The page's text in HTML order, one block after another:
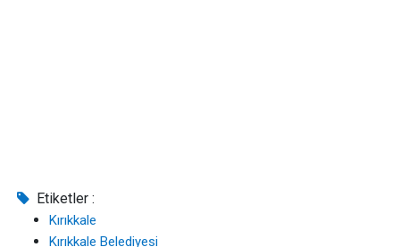
Etiketler :
Kırıkkale
Kırıkkale Belediyesi